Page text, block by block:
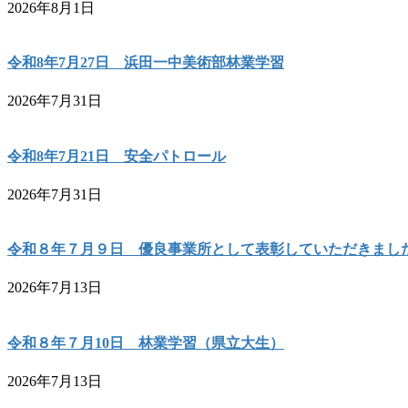
2026年8月1日
令和8年7月27日 浜田一中美術部林業学習
2026年7月31日
令和8年7月21日 安全パトロール
2026年7月31日
令和８年７月９日 優良事業所として表彰していただきまし
2026年7月13日
令和８年７月10日 林業学習（県立大生）
2026年7月13日